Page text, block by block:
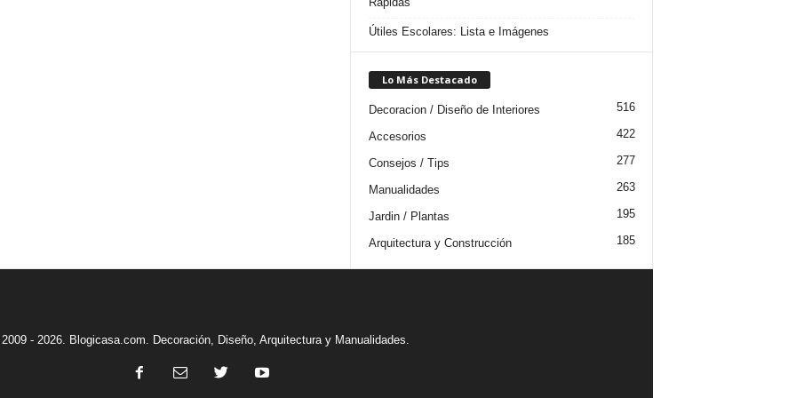
Útiles Escolares: Lista e Imágenes
Lo Más Destacado
Decoracion / Diseño de Interiores 516
Accesorios 422
Consejos / Tips 277
Manualidades 263
Jardin / Plantas 195
Arquitectura y Construcción 185
- 2026. Blogicasa.com. Decoración, Diseño, Arquitectura y Manualidades.